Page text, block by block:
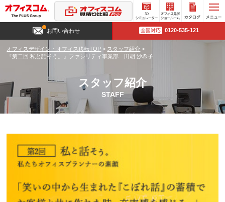
3D
シミュ
ー
オフィ
ス見学
お問い合わせ 全国対応 0120-535-121
オフィスデザイン・オフィス移転TOP > スタッフ紹介 >
『第二回 私と話そう。』ファシリティ事業部 田胡 沙希子
スタッフ紹介
STAFF